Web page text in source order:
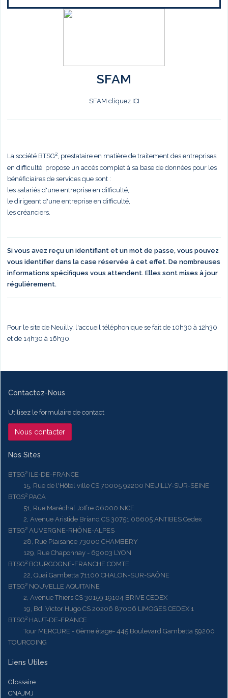
SFAM
SFAM cliquez ICI
La société BTSG², prestataire en matière de traitement des entreprises
en difficulté, propose un accès complet à sa base de données pour les
bénéficiaires de services que sont :
les salariés d'une entreprise en difficulté,
le dirigeant d'une entreprise en difficulté,
les créanciers.
Si vous avez reçu un identifiant et un mot de passe, vous pouvez
vous identifier dans la case réservée à cet effet. De nombreuses
informations spécifiques vous attendent. Elles sont mises à jour
réguliérement.
Pour le site de Neuilly, l'accueil téléphonique se fait de 10h30 à 12h30
et de 14h30 à 16h30.
Contactez-Nous
Utilisez le formulaire de contact
Nous contacter
Nos Sites
BTSG² ILE-DE-FRANCE
15, Rue de l'Hôtel ville CS 70005 92200 NEUILLY-SUR-SEINE
BTGS² PACA
51, Rue Maréchal Joffre 06000 NICE
2, Avenue Aristide Briand CS 30751 06605 ANTIBES Cedex
BTSG² AUVERGNE-RHÔNE-ALPES
28, Rue Plaisance 73000 CHAMBERY
129, Rue Chaponnay - 69003 LYON
BTSG² BOURGOGNE-FRANCHE COMTE
22, Quai Gambetta 71100 CHALON-SUR-SAÔNE
BTSG² NOUVELLE AQUITAINE
2, Avenue Thiers CS 30159 19104 BRIVE CEDEX
19, Bd. Victor Hugo CS 20206 87006 LIMOGES CEDEX 1
BTSG² HAUT-DE-FRANCE
Tour MERCURE - 6ème étage- 445 Boulevard Gambetta 59200
TOURCOING
Liens Utiles
Glossaire
CNAJMJ